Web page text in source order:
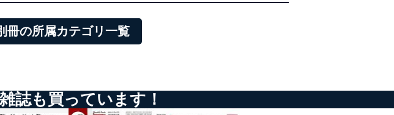
の所属カテゴリ一覧
誌も買っています！